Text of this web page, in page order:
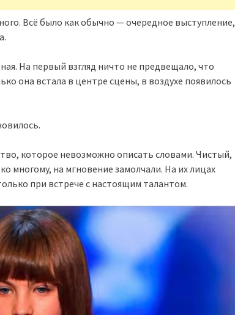
Всё было как обычно — очередное выступление,
На первый взгляд ничто не предвещало, что
она встала в центре сцены, в воздухе появилось
которое невозможно описать словами. Чистый,
многому, на мгновение замолчали. На их лицах
при встрече с настоящим талантом.